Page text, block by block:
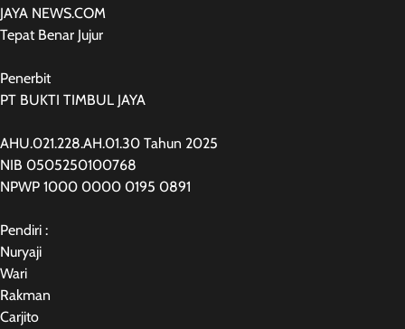
JAYA NEWS.COM
Tepat Benar Jujur
Penerbit
PT BUKTI TIMBUL JAYA
AHU.021.228.AH.01.30 Tahun 2025
NIB 0505250100768
NPWP 1000 0000 0195 0891
Pendiri :
Nuryaji
Wari
Rakman
Carjito